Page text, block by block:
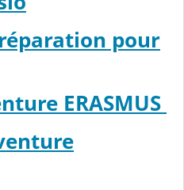
pour
ERASMUS